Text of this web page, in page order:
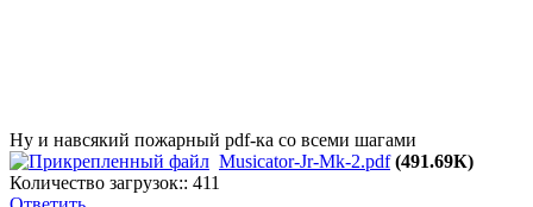
Ну и навсякий пожарный pdf-ка со всеми шагами
Musicator-Jr-Mk-2.pdf (491.69К)
Количество загрузок:: 411